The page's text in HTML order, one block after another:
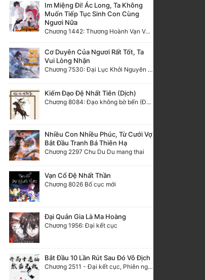
Im Miệng Đi! Ác Long, Ta Không
Muốn Tiếp Tục Sinh Con Cùng
Ngươi Nữa
Chương 1442: Thương Hoành Vạn Vật (9)
Cơ Duyên Của Ngươi Rất Tốt, Ta
Vui Lòng Nhận
Chương 7530: Đại Lục Khởi Nguyên – Kiến Thành 71
Kiếm Đạo Đệ Nhất Tiên (Dịch)
Chương 8084: Đạo không bờ bến (Đại kết cục) (10)
Nhiều Con Nhiều Phúc, Từ Cưới Vợ
Bắt Đầu Tranh Bá Thiên Hạ
Chương 2297 Chu Du Du mang thai
Vạn Cổ Đệ Nhất Thần
Chương 8026 Bố cục mới
Đại Quản Gia Là Ma Hoàng
Chương 1956: Đại kết cục
Bắt Đầu 10 Lần Rút Sau Đó Vô Địch
Chương 2511 - Đại kết cục, Phiên ngoại thiên: Chư thiên quy nhất giới, vĩnh hằng thế giới. Hết!